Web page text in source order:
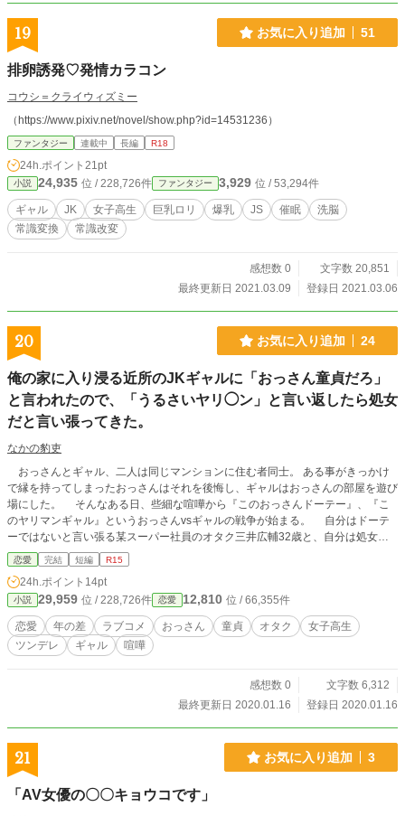
19 お気に入り追加 51
排卵誘発♡発情カラコン
コウシ＝クライウィズミー
（https://www.pixiv.net/novel/show.php?id=14531236）
ファンタジー 連載中 長編 R18
24h.ポイント 21pt
小説 24,935 位 / 228,726件 ファンタジー 3,929 位 / 53,294件
ギャル JK 女子高生 巨乳ロリ 爆乳 JS 催眠
洗脳
常識変換
常識改変
感想数 0
文字数 20,851
最終更新日 2021.03.09
登録日 2021.03.06
20 お気に入り追加 24
俺の家に入り浸る近所のJKギャルに「おっさん童貞だろ」
と言われたので、「うるさいヤリ◯ン」と言い返したら処女
だと言い張ってきた。
なかの豹吏
おっさんとギャル、二人は同じマンションに住む者同士。 ある事がきっかけ
で縁を持ってしまったおっさんはそれを後悔し、ギャルはおっさんの部屋を遊び
場にした。 そんなある日、些細な喧嘩から『このおっさんドーテー』、『こ
のヤリマンギャル』というおっさんvsギャルの戦争が始まる。 自分はドーテ
ーではないと言い張る某スーパー社員のオタク三井広輔32歳と、自分は処女だ
と言い張る女子高生北瀬悠麗18歳。 果たして、オタクとギャルは相容れない
存在なのか。 ※この作品は他サイトでも掲載されています。
恋愛 完結 短編 R15
24h.ポイント 14pt
小説 29,959 位 / 228,726件 恋愛 12,810 位 / 66,355件
恋愛 年の差 ラブコメ おっさん 童貞 オタク
女子高生
ツンデレ
ギャル 喧嘩
感想数 0
文字数 6,312
最終更新日 2020.01.16
登録日 2020.01.16
21 お気に入り追加 3
「AV女優の〇〇キョウコです」